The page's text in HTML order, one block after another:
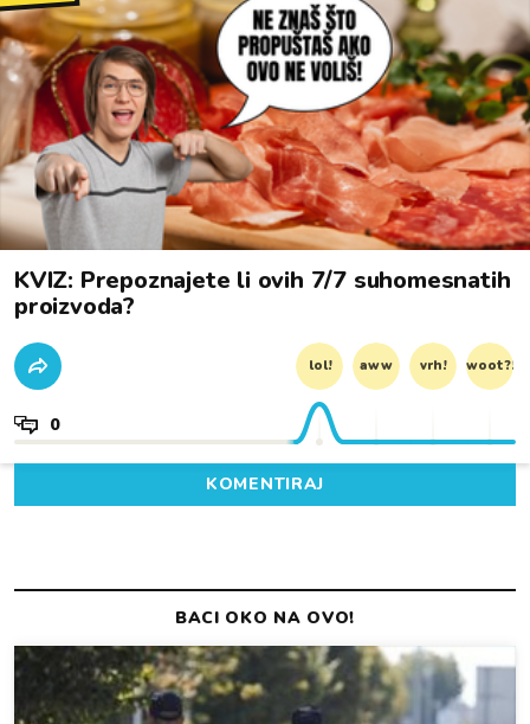
KVIZ: Prepoznajete li ovih 7/7 suhomesnatih
proizvoda?
lol! aww vrh! woot?!
0
KOMENTIRAJ